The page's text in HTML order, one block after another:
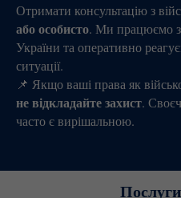
Отримати консультацію з
або особисто. Ми працюємо з
України та оперативно
ситуації.
📌 Якщо ваші права як
не відкладайте захист.
часто є вирішальною.